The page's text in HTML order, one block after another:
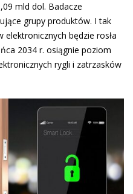
mld dol. Badacze
grupy produktów. I tak
będzie rosła
2034 r. osiągnie poziom
rygli i zatrzasków